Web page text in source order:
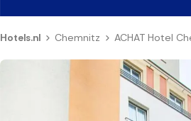
Hotels.nl Chemnitz ACHAT Hotel